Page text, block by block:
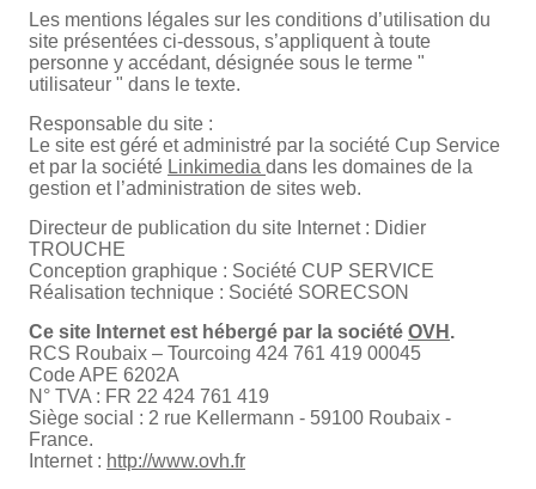
Les mentions légales sur les conditions d’utilisation du
site présentées ci-dessous, s’appliquent à toute
personne y accédant, désignée sous le terme "
utilisateur " dans le texte.
Responsable du site :
Le site est géré et administré par la société Cup Service
et par la société Linkimedia dans les domaines de la
gestion et l’administration de sites web.
Directeur de publication du site Internet : Didier
TROUCHE
Conception graphique : Société CUP SERVICE
Réalisation technique : Société SORECSON
Ce site Internet est hébergé par la société OVH .
RCS Roubaix – Tourcoing 424 761 419 00045
Code APE 6202A
N° TVA : FR 22 424 761 419
Siège social : 2 rue Kellermann - 59100 Roubaix -
France.
Internet : http://www.ovh.fr